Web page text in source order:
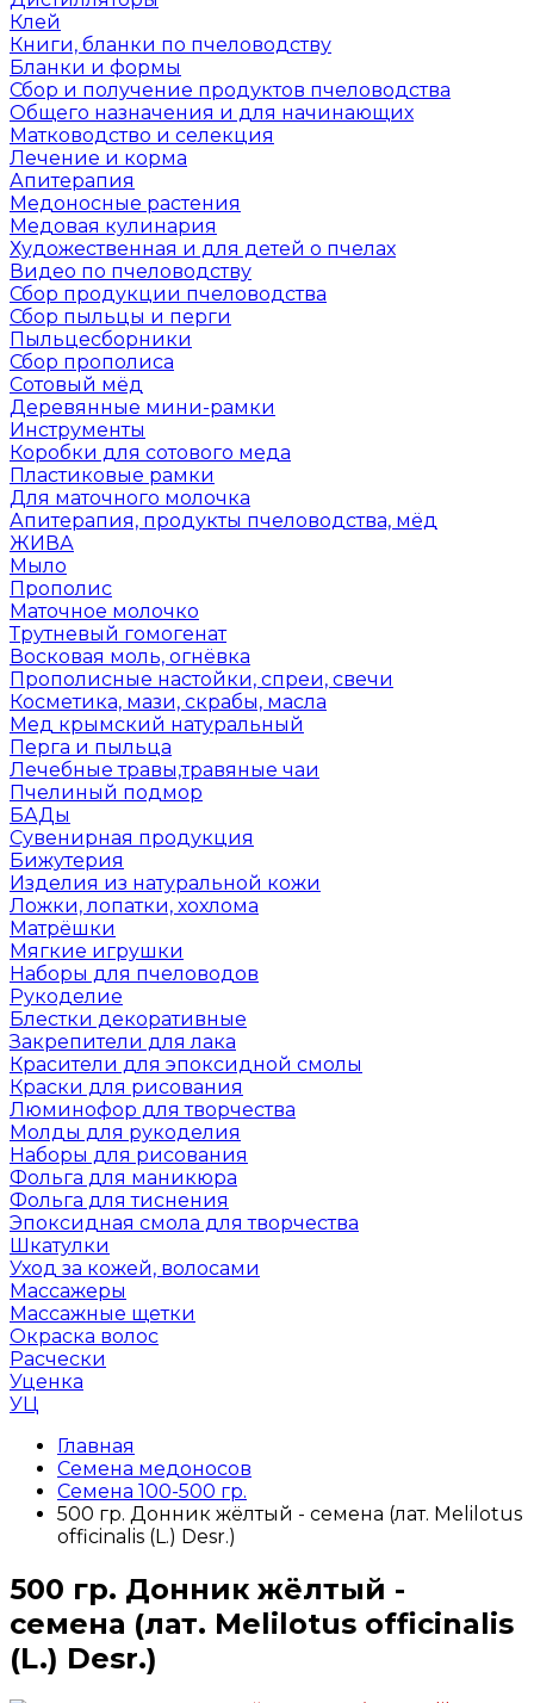
Клей
Книги, бланки по пчеловодству
Бланки и формы
Сбор и получение продуктов пчеловодства
Общего назначения и для начинающих
Матководство и селекция
Лечение и корма
Апитерапия
Медоносные растения
Медовая кулинария
Художественная и для детей о пчелах
Видео по пчеловодству
Сбор продукции пчеловодства
Сбор пыльцы и перги
Пыльцесборники
Сбор прополиса
Сотовый мёд
Деревянные мини-рамки
Инструменты
Коробки для сотового меда
Пластиковые рамки
Для маточного молочка
Апитерапия, продукты пчеловодства, мёд
ЖИВА
Мыло
Прополис
Маточное молочко
Трутневый гомогенат
Восковая моль, огнёвка
Прополисные настойки, спреи, свечи
Косметика, мази, скрабы, масла
Мед крымский натуральный
Перга и пыльца
Лечебные травы,травяные чаи
Пчелиный подмор
БАДы
Сувенирная продукция
Бижутерия
Изделия из натуральной кожи
Ложки, лопатки, хохлома
Матрёшки
Мягкие игрушки
Наборы для пчеловодов
Рукоделие
Блестки декоративные
Закрепители для лака
Красители для эпоксидной смолы
Краски для рисования
Люминофор для творчества
Молды для рукоделия
Наборы для рисования
Фольга для маникюра
Фольга для тиснения
Эпоксидная смола для творчества
Шкатулки
Уход за кожей, волосами
Массажеры
Массажные щетки
Окраска волос
Расчески
Уценка
УЦ
Главная
Семена медоносов
Семена 100-500 гр.
500 гр. Донник жёлтый - семена (лат. Melilo­tus
officinalis (L.) Desr.)
500 гр. Донник жёлтый -
семена (лат. Melilo­tus officinalis
(L.) Desr.)